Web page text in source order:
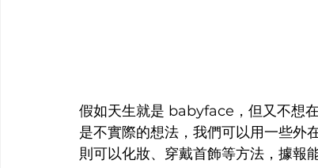
假如天生就是 babyface，但又不想
是不實際的想法，我們可以用一些外
則可以化妝、穿戴首飾等方法，據報